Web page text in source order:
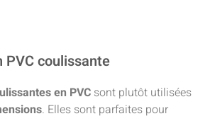
PVC coulissante
en PVC sont plutôt utilisées
. Elles sont parfaites pour